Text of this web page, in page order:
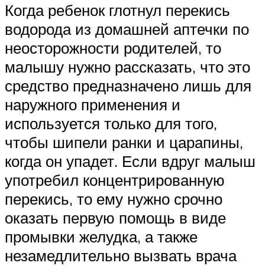
Когда ребенок глотнул перекись
водорода из домашней аптечки по
неосторожности родителей, то
малышу нужно рассказать, что это
средство предназначено лишь для
наружного применения и
используется только для того,
чтобы шипели ранки и царапины,
когда он упадет. Если вдруг малыш
употребил концентрированную
перекись, то ему нужно срочно
оказать первую помощь в виде
промывки желудка, а также
незамедлительно вызвать врача